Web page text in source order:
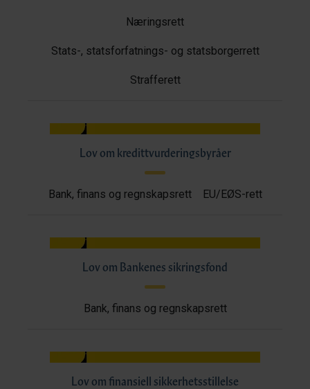
Næringsrett
Stats-, statsforfatnings- og statsborgerrett
Strafferett
Lov om kredittvurderingsbyråer
Bank, finans og regnskapsrett EU/EØS-rett
Lov om Bankenes sikringsfond
Bank, finans og regnskapsrett
Lov om finansiell sikkerhetsstillelse